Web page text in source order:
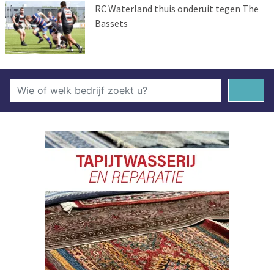
RC Waterland thuis onderuit tegen The
Bassets